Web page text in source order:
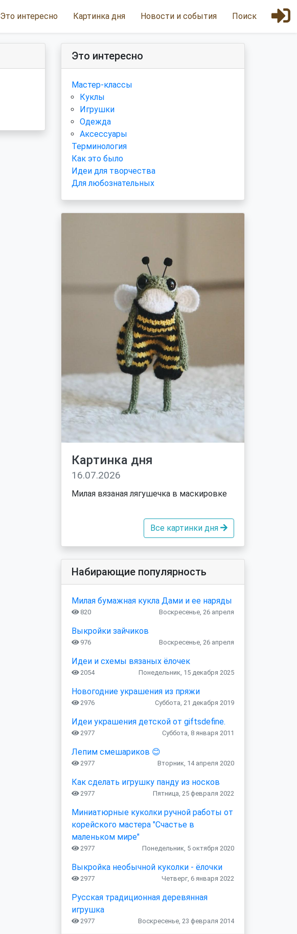
Это интересно Картинка дня Новости и события Поиск
Это интересно
Мастер-классы
Куклы
Игрушки
Одежда
Аксессуары
Терминология
Как это было
Идеи для творчества
Для любознательных
Картинка дня
16.07.2026
Милая вязаная лягушечка в маскировке
Все картинки дня
Набирающие популярность
Милая бумажная кукла Дами и ее наряды
820 Воскресенье, 26 апреля
Выкройки зайчиков
976 Воскресенье, 26 апреля
Идеи и схемы вязаных ёлочек
2054 Понедельник, 15 декабря 2025
Новогодние украшения из пряжи
2976 Суббота, 21 декабря 2019
Идеи украшения детской от giftsdefine.
2977 Суббота, 8 января 2011
Лепим смешариков 😊
2977 Вторник, 14 апреля 2020
Как сделать игрушку панду из носков
2977 Пятница, 25 февраля 2022
Миниатюрные куколки ручной работы от
корейского мастера "Счастье в
маленьком мире"
2977 Понедельник, 5 октября 2020
Выкройка необычной куколки - ёлочки
2977 Четверг, 6 января 2022
Русская традиционная деревянная
игрушка
2977 Воскресенье, 23 февраля 2014